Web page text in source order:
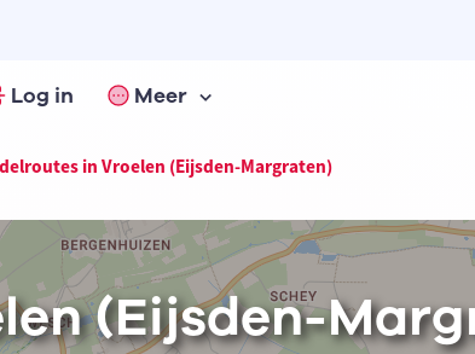
Log in Meer
in Vroelen (Eijsden-Margraten)
(Eijsden-